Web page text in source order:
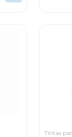
Tintas